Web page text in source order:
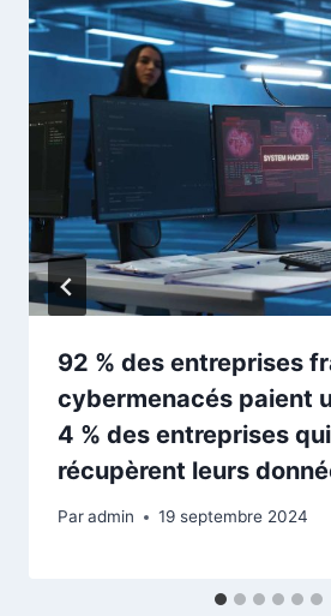
92 % des entreprises
cybermenacés paient
4 % des entreprises
récupèrent leurs
Paradmin 19 septembre 2024